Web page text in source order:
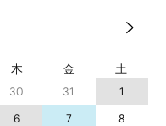
木 金 土
30 31
1
6 7
8